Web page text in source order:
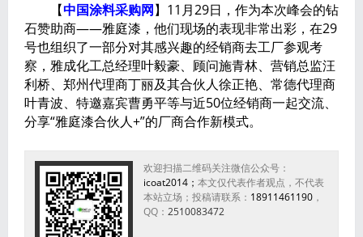
【中国涂料采购网】11月29日，作为本次峰会的钻
石赞助商——雅庭漆，他们现场的表现非常出彩，在29
号也组织了一部分对其感兴趣的经销商去工厂参观考
察，雅成化工总经理叶毅豪、顾问施青林、营销总监汪
利桥、郑州代理商丁丽及其合伙人徐正艳、常德代理商
叶青波、特邀嘉宾曹勇平等与近50位经销商一起交流、
分享“雅庭漆合伙人+”的厂商合作新模式。
欢迎扫描二维码关注微信公众号：
icoat2014； 本文仅代表作者观点，不代表
本站立场；投稿请联系： 18911461190，
QQ： 2510083472